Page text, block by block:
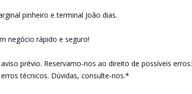
pinheiro e terminal João dias.
negócio rápido e seguro!
prévio. Reservamo-nos ao direito de possíveis erros:
técnicos. Dúvidas, consulte-nos.*